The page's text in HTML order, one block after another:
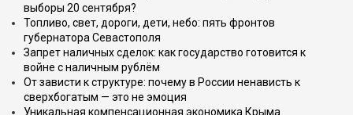
выборы 20 сентября?
Топливо, свет, дороги, дети, небо: пять фронтов
губернатора Севастополя
Запрет наличных сделок: как государство готовится к
войне с наличным рублём
От зависти к структуре: почему в России ненависть к
сверхбогатым — это не эмоция
Уникальная компенсационная экономика Крыма